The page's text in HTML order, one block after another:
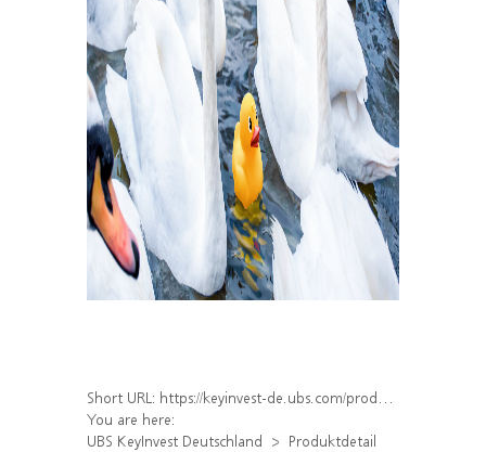
Short URL: https://keyinvest-de.ubs.com/produkt/detail/index/isin/DE000WA8XS02
You are here:
UBS KeyInvest Deutschland
Produktdetail